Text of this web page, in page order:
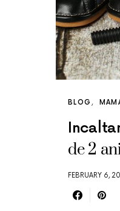
BLOG
de 2
FEBRUARY 6,